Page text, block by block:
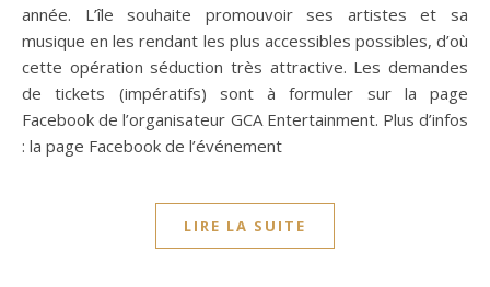
année. L’île souhaite promouvoir ses artistes et sa
musique en les rendant les plus accessibles possibles, d’où
cette opération séduction très attractive. Les demandes
de tickets (impératifs) sont à formuler sur la page
Facebook de l’organisateur GCA Entertainment. Plus d’infos
: la page Facebook de l’événement
LIRE LA SUITE